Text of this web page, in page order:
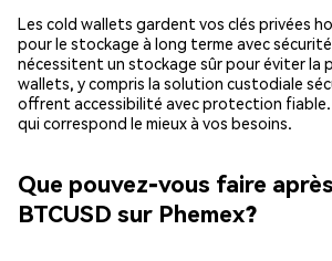
Les cold wallets gardent vos clés privées
pour le stockage à long terme avec
nécessitent un stockage sûr pour éviter la
wallets, y compris la solution custodiale
offrent accessibilité avec protection fiable.
qui correspond le mieux à vos besoins.
Que pouvez-vous faire
BTCUSD sur Phemex?